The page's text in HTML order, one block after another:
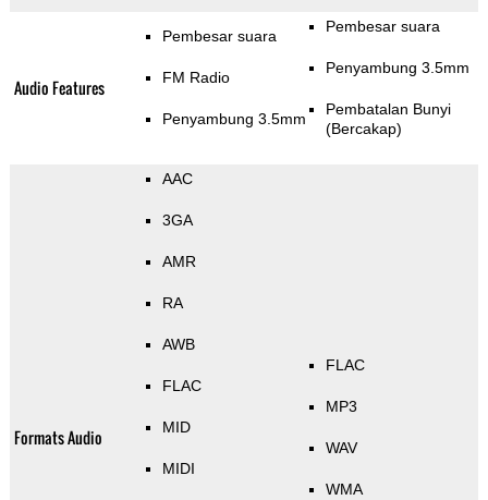
Audio Features
Pembesar suara
FM Radio
Penyambung 3.5mm
Pembesar suara
Penyambung 3.5mm
Pembatalan Bunyi
(Bercakap)
Formats Audio
AAC
3GA
AMR
RA
AWB
FLAC
MID
MIDI
FLAC
MP3
WAV
WMA